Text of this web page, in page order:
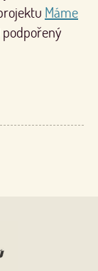
Máme
podpořený